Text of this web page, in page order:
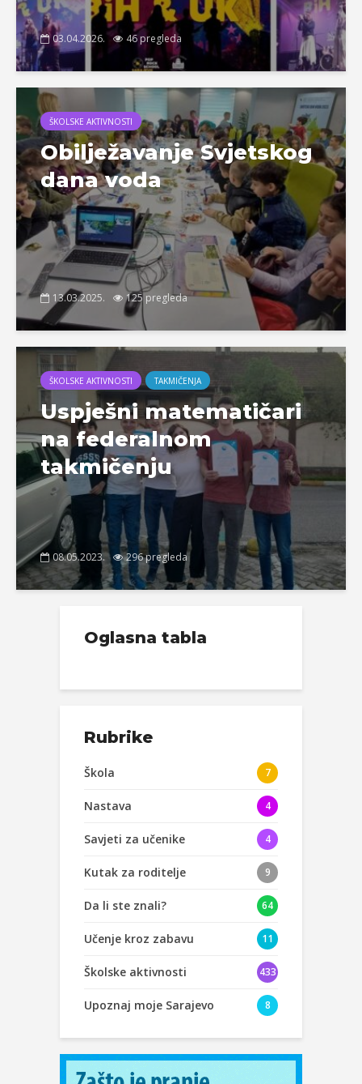
03.04.2026. 46 pregleda
ŠKOLSKE AKTIVNOSTI
Obilježavanje Svjetskog
dana voda
13.03.2025. 125 pregleda
ŠKOLSKE AKTIVNOSTI TAKMIČENJA
Uspješni matematičari
na federalnom
takmičenju
08.05.2023. 296 pregleda
Oglasna tabla
Rubrike
Škola 7
Nastava 4
Savjeti za učenike 4
Kutak za roditelje 9
Da li ste znali? 64
Učenje kroz zabavu 11
Školske aktivnosti 433
Upoznaj moje Sarajevo 8